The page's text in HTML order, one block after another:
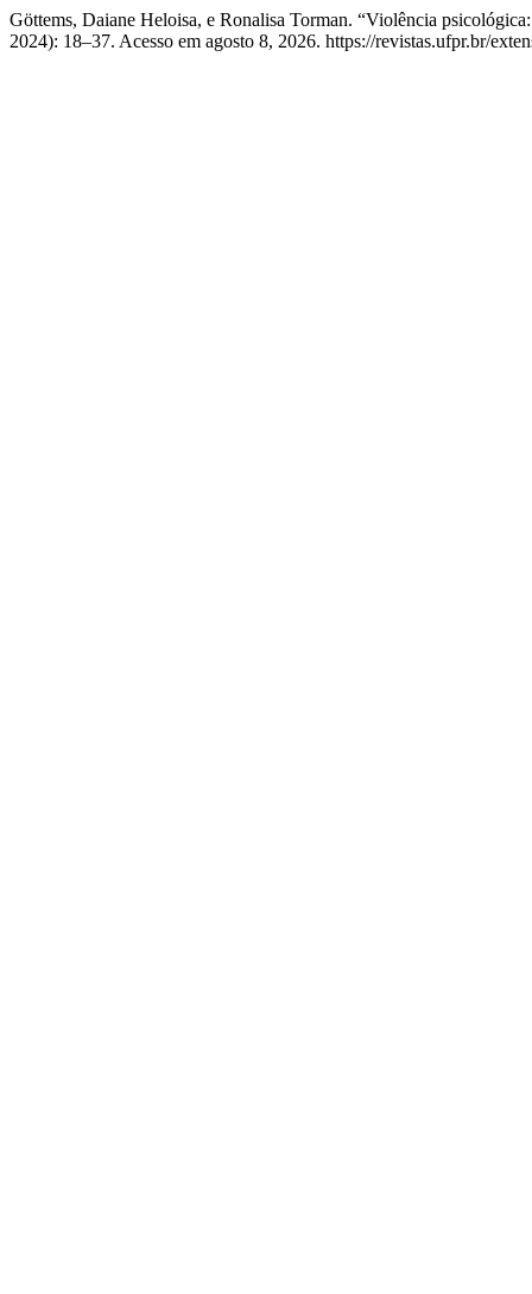
Göttems, Daiane Heloisa, e Ronalisa Torman. “Violência
2024): 18–37. Acesso em agosto 8, 2026. https://revistas.ufpr.br/